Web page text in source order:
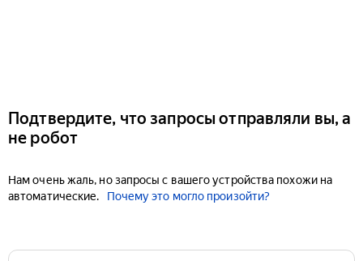
Подтвердите, что запросы отправляли вы, а
не робот
Нам очень жаль, но запросы с вашего устройства похожи на
автоматические.
Почему это могло произойти?